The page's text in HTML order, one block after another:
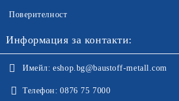
Поверителност
Информация за контакти:
Имейл: eshop.bg@baustoff-metall.com
Телефон: 0876 75 7000